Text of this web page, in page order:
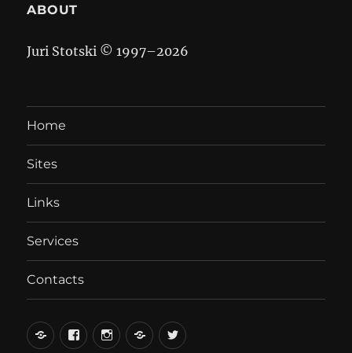
ABOUT
Juri Stotski © 1997–2026
Home
Sites
Links
Services
Contacts
вКонтакте
FacebookInstagramLiveJournal
Twitter